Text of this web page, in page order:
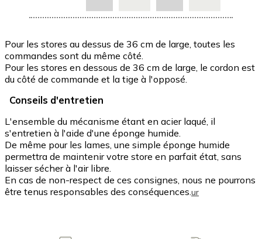
Pour les stores au dessus de 36 cm de large, toutes les
commandes sont du même côté.
Pour les stores en dessous de 36 cm de large, le cordon est
du côté de commande et la tige à l'opposé.
Conseils d'entretien
L'ensemble du mécanisme étant en acier laqué, il
s'entretien à l'aide d'une éponge humide.
De même pour les lames, une simple éponge humide
permettra de maintenir votre store en parfait état, sans
laisser sécher à l'air libre.
En cas de non-respect de ces consignes, nous ne pourrons
être tenus responsables des conséquences.ur